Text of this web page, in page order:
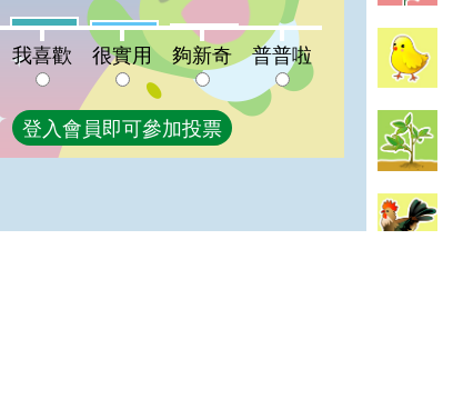
我喜歡:7%很實用:5%夠新奇:2%普普啦:0%
我喜歡 很實用 夠新奇 普普啦
登入會員即可參加投票